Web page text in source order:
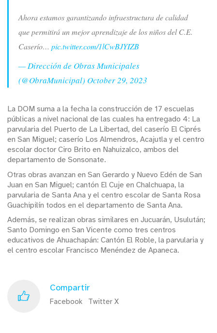
Ahora estamos garantizando infraestructura de calidad
que permitirá un mejor aprendizaje de los niños del C.E.
Caserío… pic.twitter.com/1lCwBJYIZB
— Dirección de Obras Municipales
(@ObraMunicipal) October 29, 2023
La DOM suma a la fecha la construcción de 17 escuelas
públicas a nivel nacional de las cuales ha entregado 4: La
parvularia del Puerto de La Libertad, del caserío El Ciprés
en San Miguel; caserío Los Almendros, Acajutla y el centro
escolar doctor Ciro Brito en Nahuizalco, ambos del
departamento de Sonsonate.
Otras obras avanzan en San Gerardo y Nuevo Edén de San
Juan en San Miguel; cantón El Cuje en Chalchuapa, la
parvularia de Santa Ana y el centro escolar de Santa Rosa
Guachipilín todos en el departamento de Santa Ana.
Además, se realizan obras similares en Jucuarán, Usulután;
Santo Domingo en San Vicente como tres centros
educativos de Ahuachapán: Cantón El Roble, la parvularia y
el centro escolar Francisco Menéndez de Apaneca.
Compartir
Facebook Twitter X